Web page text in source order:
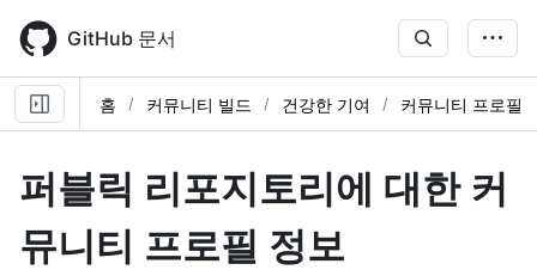
main
content
GitHub 문서
홈 커뮤니티 빌드 건강한 기여 커뮤니티 프로필
퍼블릭 리포지토리에 대한 커
뮤니티 프로필 정보